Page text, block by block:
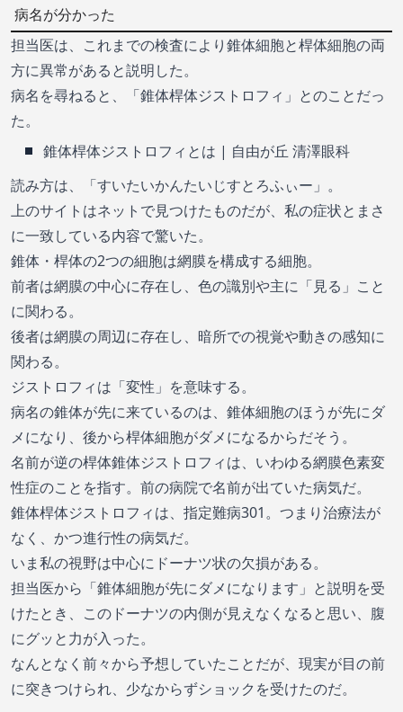
病名が分かった
担当医は、これまでの検査により錐体細胞と桿体細胞の両
方に異常があると説明した。
病名を尋ねると、「錐体桿体ジストロフィ」とのことだっ
た。
錐体桿体ジストロフィとは | 自由が丘 清澤眼科
読み方は、「すいたいかんたいじすとろふぃー」。
上のサイトはネットで見つけたものだが、私の症状とまさ
に一致している内容で驚いた。
錐体・桿体の2つの細胞は網膜を構成する細胞。
前者は網膜の中心に存在し、色の識別や主に「見る」こと
に関わる。
後者は網膜の周辺に存在し、暗所での視覚や動きの感知に
関わる。
ジストロフィは「変性」を意味する。
病名の錐体が先に来ているのは、錐体細胞のほうが先にダ
メになり、後から桿体細胞がダメになるからだそう。
名前が逆の桿体錐体ジストロフィは、いわゆる網膜色素変
性症のことを指す。前の病院で名前が出ていた病気だ。
錐体桿体ジストロフィは、指定難病301。つまり治療法が
なく、かつ進行性の病気だ。
いま私の視野は中心にドーナツ状の欠損がある。
担当医から「錐体細胞が先にダメになります」と説明を受
けたとき、このドーナツの内側が見えなくなると思い、腹
にグッと力が入った。
なんとなく前々から予想していたことだが、現実が目の前
に突きつけられ、少なからずショックを受けたのだ。